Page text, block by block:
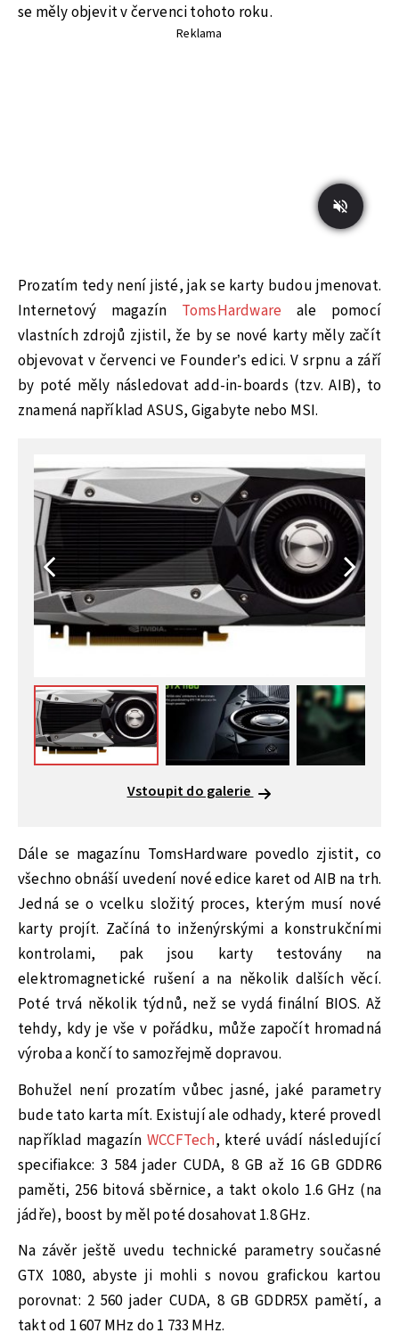
se měly objevit v červenci tohoto roku.
Reklama
Prozatím tedy není jisté, jak se karty budou jmenovat.
Internetový magazín TomsHardware ale pomocí
vlastních zdrojů zjistil, že by se nové karty měly začít
objevovat v červenci ve Founder’s edici. V srpnu a září
by poté měly následovat add-in-boards (tzv. AIB), to
znamená například ASUS, Gigabyte nebo MSI.
Vstoupit do galerie
Dále se magazínu TomsHardware povedlo zjistit, co
všechno obnáší uvedení nové edice karet od AIB na trh.
Jedná se o vcelku složitý proces, kterým musí nové
karty projít. Začíná to inženýrskými a konstrukčními
kontrolami, pak jsou karty testovány na
elektromagnetické rušení a na několik dalších věcí.
Poté trvá několik týdnů, než se vydá finální BIOS. Až
tehdy, kdy je vše v pořádku, může započít hromadná
výroba a končí to samozřejmě dopravou.
Bohužel není prozatím vůbec jasné, jaké parametry
bude tato karta mít. Existují ale odhady, které provedl
například magazín WCCFTech, které uvádí následující
specifiakce: 3 584 jader CUDA, 8 GB až 16 GB GDDR6
paměti, 256 bitová sběrnice, a takt okolo 1.6 GHz (na
jádře), boost by měl poté dosahovat 1.8 GHz.
Na závěr ještě uvedu technické parametry současné
GTX 1080, abyste ji mohli s novou grafickou kartou
porovnat: 2 560 jader CUDA, 8 GB GDDR5X pamětí, a
takt od 1 607 MHz do 1 733 MHz.